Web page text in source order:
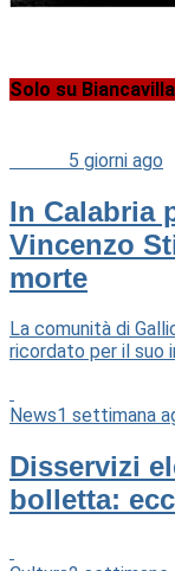
Solo su
5 giorni ago
In Calabria
Vincenzo
morte
La comunità di
ricordato per il suo
News1 settimana
Disservizi
bolletta: